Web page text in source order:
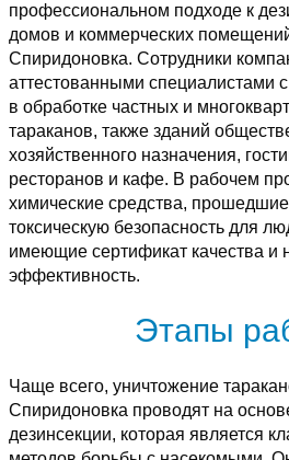
профессиональном подходе к
домов и коммерческих
Спиридоновка. Сотрудники
аттестованными специалистами
в обработке частных и
тараканов, также зданий
хозяйственного назначения,
ресторанов и кафе. В рабочем
химические средства,
токсическую безопасность для
имеющие сертификат качества и
эффективность.
Этапы
Чаще всего, уничтожение
Спиридоновка проводят на
дезинсекции, которая является